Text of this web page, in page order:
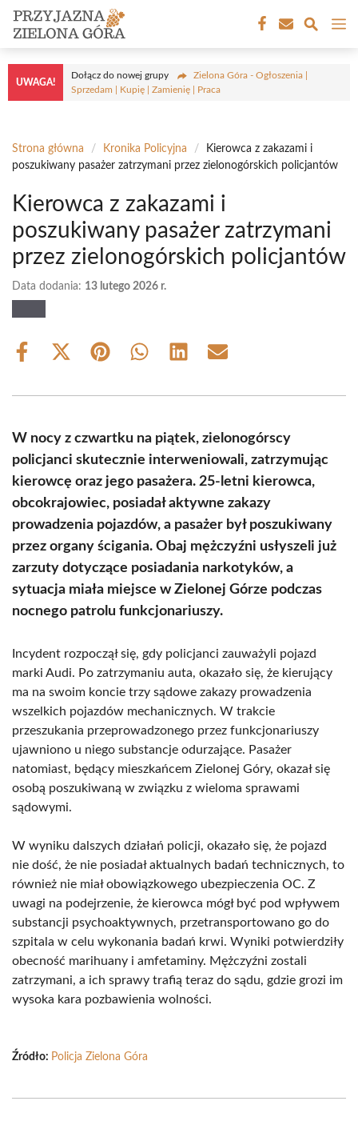
Przejdź
treści
UWAGA!
Dołącz do nowej grupy
Zielona Góra - Ogłoszenia |
Sprzedam | Kupię | Zamienię | Praca
Strona główna / Kronika Policyjna /
Kierowca z zakazami i
poszukiwany pasażer zatrzymani przez zielonogórskich policjantów
Kierowca z zakazami i
poszukiwany pasażer zatrzymani
przez zielonogórskich policjantów
Data dodania: 13 lutego 2026 r.
Share
Share
(Twitter)
Share Share Share Share
W nocy z czwartku na piątek, zielonogórscy
policjanci skutecznie interweniowali, zatrzymując
kierowcę oraz jego pasażera. 25-letni kierowca,
obcokrajowiec, posiadał aktywne zakazy
prowadzenia pojazdów, a pasażer był poszukiwany
przez organy ścigania. Obaj mężczyźni usłyszeli już
zarzuty dotyczące posiadania narkotyków, a
sytuacja miała miejsce w Zielonej Górze podczas
nocnego patrolu funkcjonariuszy.
Incydent rozpoczął się, gdy policjanci zauważyli pojazd
marki Audi. Po zatrzymaniu auta, okazało się, że kierujący
ma na swoim koncie trzy sądowe zakazy prowadzenia
wszelkich pojazdów mechanicznych. W trakcie
przeszukania przeprowadzonego przez funkcjonariuszy
ujawniono u niego substancje odurzające. Pasażer
natomiast, będący mieszkańcem Zielonej Góry, okazał się
osobą poszukiwaną w związku z wieloma sprawami
sądowymi.
W wyniku dalszych działań policji, okazało się, że pojazd
nie dość, że nie posiadał aktualnych badań technicznych, to
również nie miał obowiązkowego ubezpieczenia OC. Z
uwagi na podejrzenie, że kierowca mógł być pod wpływem
substancji psychoaktywnych, przetransportowano go do
szpitala w celu wykonania badań krwi. Wyniki potwierdziły
obecność marihuany i amfetaminy. Mężczyźni zostali
zatrzymani, a ich sprawy trafią teraz do sądu, gdzie grozi im
wysoka kara pozbawienia wolności.
Źródło: Policja Zielona Góra